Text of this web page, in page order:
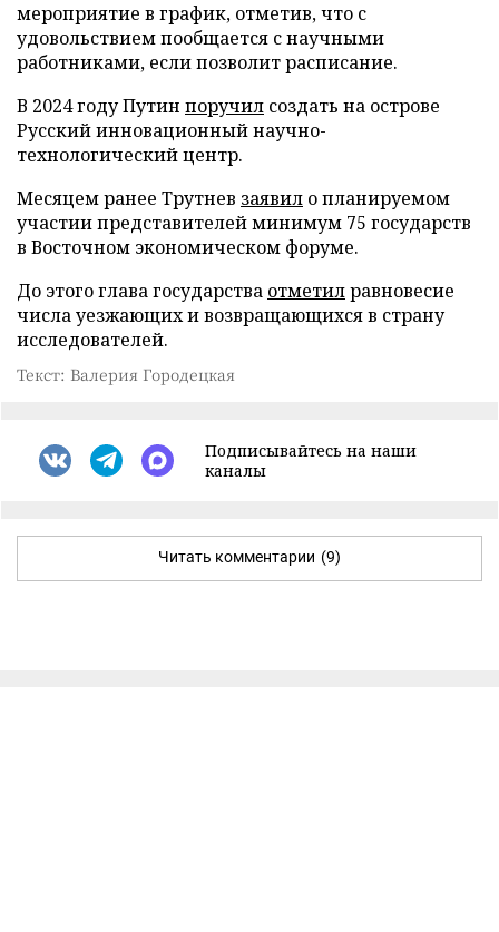
мероприятие в график, отметив, что с
удовольствием пообщается с научными
работниками, если позволит расписание.
В 2024 году Путин поручил создать на острове
Русский инновационный научно-
технологический центр.
Месяцем ранее Трутнев заявил о планируемом
участии представителей минимум 75 государств
в Восточном экономическом форуме.
До этого глава государства отметилравновесие
числа уезжающих и возвращающихся в страну
исследователей.
Текст: Валерия Городецкая
Подписывайтесь на наши
каналы
Читать комментарии (9)